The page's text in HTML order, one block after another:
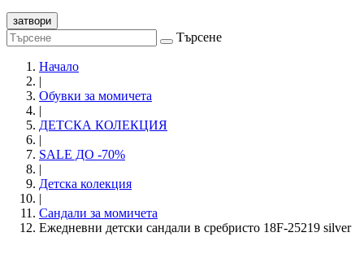
затвори
Търсене
Начало
|
Обувки за момичета
|
ДЕТСКА КОЛЕКЦИЯ
|
SALE ДО -70%
|
Детска колекция
|
Сандали за момичета
Ежедневни детски сандали в сребристо 18F-25219 silver